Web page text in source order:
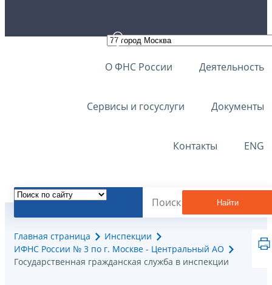
О ФНС России Деятельность
Сервисы и госуслуги Документы
Контакты ENG
Найти
Главная страница
Инспекции
ИФНС России № 3 по г. Москве - Центральный АО
Государственная гражданская служба в инспекции